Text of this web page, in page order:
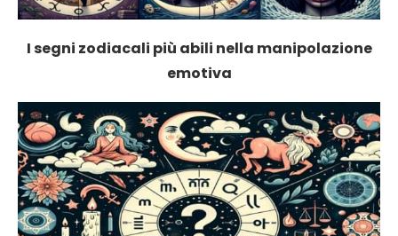
I segni zodiacali più abili nella manipolazione
emotiva